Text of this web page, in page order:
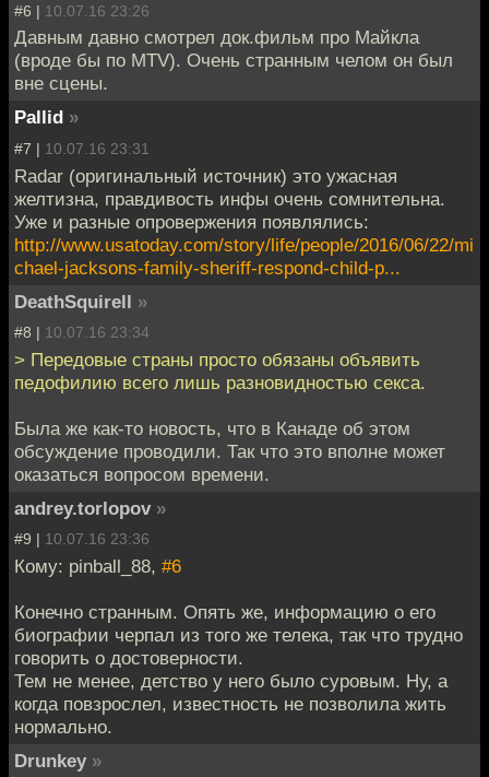
#6 | 10.07.16 23:26
Давным давно смотрел док.фильм про Майкла
(вроде бы по MTV). Очень странным челом он был
вне сцены.
Pallid »
#7 | 10.07.16 23:31
Radar (оригинальный источник) это ужасная
желтизна, правдивость инфы очень сомнительна.
Уже и разные опровержения появлялись:
http://www.usatoday.com/story/life/people/2016/06/22/mi
chael-jacksons-family-sheriff-respond-child-p...
DeathSquirell »
#8 | 10.07.16 23:34
> Передовые страны просто обязаны объявить
педофилию всего лишь разновидностью секса.
Была же как-то новость, что в Канаде об этом
обсуждение проводили. Так что это вполне может
оказаться вопросом времени.
andrey.torlopov »
#9 | 10.07.16 23:36
Кому: pinball_88, #6
Конечно странным. Опять же, информацию о его
биографии черпал из того же телека, так что трудно
говорить о достоверности.
Тем не менее, детство у него было суровым. Ну, а
когда повзрослел, известность не позволила жить
нормально.
Drunkey »